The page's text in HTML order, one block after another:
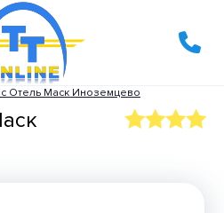
Отель Маск Иноземцево